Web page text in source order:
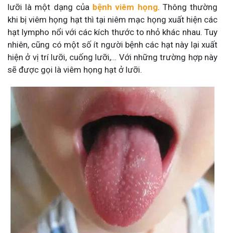
lưỡi là một dạng của bệnh viêm họng. Thông thường
khi bị viêm họng hạt thì tại niêm mạc họng xuất hiện các
hạt lympho nổi với các kích thước to nhỏ khác nhau. Tuy
nhiên, cũng có một số ít người bệnh các hạt này lại xuất
hiện ở vị trí lưỡi, cuống lưỡi,… Với những trường hợp này
sẽ được gọi là viêm họng hạt ở lưỡi.